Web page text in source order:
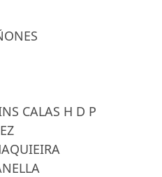
CALAS H D P